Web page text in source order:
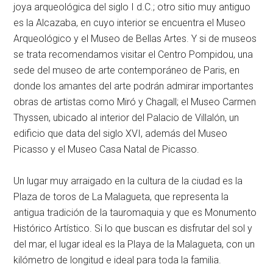
joya arqueológica del siglo I d.C.; otro sitio muy antiguo
es la Alcazaba, en cuyo interior se encuentra el Museo
Arqueológico y el Museo de Bellas Artes. Y si de museos
se trata recomendamos visitar el Centro Pompidou, una
sede del museo de arte contemporáneo de Paris, en
donde los amantes del arte podrán admirar importantes
obras de artistas como Miró y Chagall; el Museo Carmen
Thyssen, ubicado al interior del Palacio de Villalón, un
edificio que data del siglo XVI, además del Museo
Picasso y el Museo Casa Natal de Picasso.
Un lugar muy arraigado en la cultura de la ciudad es la
Plaza de toros de La Malagueta, que representa la
antigua tradición de la tauromaquia y que es Monumento
Histórico Artístico. Si lo que buscan es disfrutar del sol y
del mar, el lugar ideal es la Playa de la Malagueta, con un
kilómetro de longitud e ideal para toda la familia.